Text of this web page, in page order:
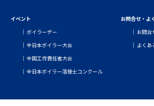
イベント
ボイラーデー
全日本ボイラー大会
全国工作責任者大会
全日本ボイラー溶接士コンクール
お問合せ・よ
お問合
よくあ